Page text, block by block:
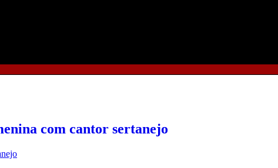
com cantor sertanejo